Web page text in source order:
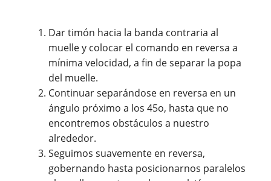
Dar timón hacia la banda contraria al
muelle y colocar el comando en reversa a
mínima velocidad, a fin de separar la popa
del muelle.
Continuar separándose en reversa en un
ángulo próximo a los 45o, hasta que no
encontremos obstáculos a nuestro
alrededor.
Seguimos suavemente en reversa,
gobernando hasta posicionarnos paralelos